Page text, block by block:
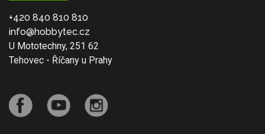
+420 840 810 810
info@hobbytec.cz
U Mototechny, 251 62
Tehovec - Říčany u Prahy